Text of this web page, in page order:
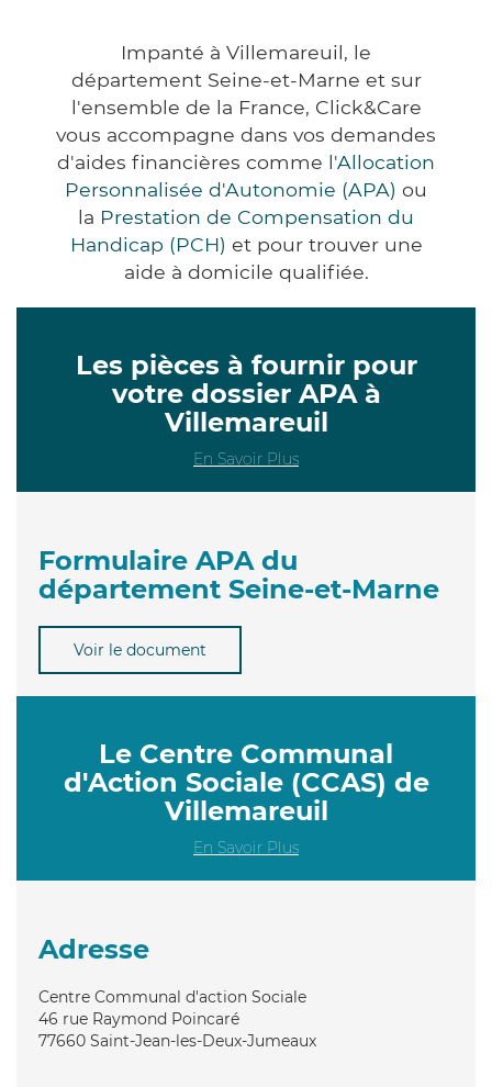
Impanté à Villemareuil, le
département Seine-et-Marne et sur
l'ensemble de la France, Click&Care
vous accompagne dans vos demandes
d'aides financières comme l'Allocation
Personnalisée d'Autonomie (APA) ou
la Prestation de Compensation du
Handicap (PCH) et pour trouver une
aide à domicile qualifiée.
Les pièces à fournir pour
votre dossier APA à
Villemareuil
En Savoir Plus
Formulaire APA du
département Seine-et-Marne
Voir le document
Le Centre Communal
d'Action Sociale (CCAS) de
Villemareuil
En Savoir Plus
Adresse
Centre Communal d'action Sociale
46 rue Raymond Poincaré
77660 Saint-Jean-les-Deux-Jumeaux